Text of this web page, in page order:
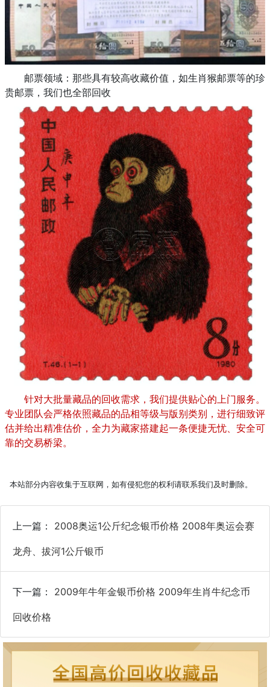
邮票领域：那些具有较高收藏价值，如生肖猴邮票等的珍
贵邮票，我们也全部回收
针对大批量藏品的回收需求，我们提供贴心的上门服务。
专业团队会严格依照藏品的品相等级与版别类别，进行细致评
估并给出精准估价，全力为藏家搭建起一条便捷无忧、安全可
靠的交易桥梁。
本站部分内容收集于互联网，如有侵犯您的权利请联系我们及时删除。
上一篇： 2008奥运1公斤纪念银币价格 2008年奥运会赛
龙舟、拔河1公斤银币
下一篇： 2009年牛年金银币价格 2009年生肖牛纪念币
回收价格